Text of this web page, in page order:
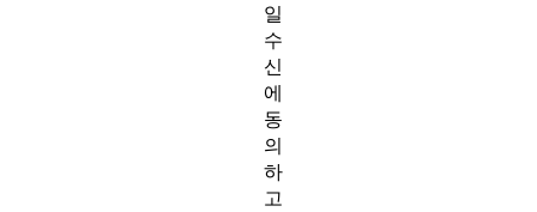
일
수
신
에
동
의
하
고